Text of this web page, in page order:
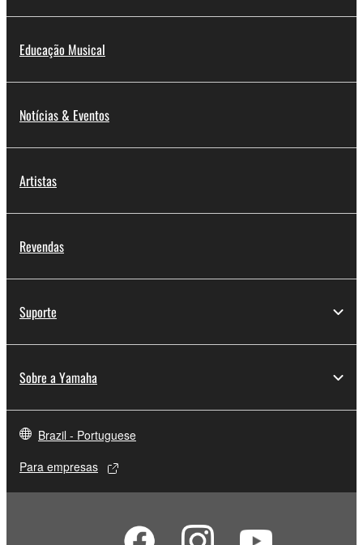
Educação Musical
Notícias & Eventos
Artistas
Revendas
Suporte
Sobre a Yamaha
Brazil - Portuguese
Para empresas